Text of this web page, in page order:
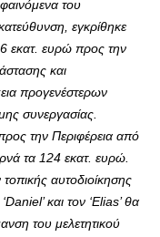
του
εγκρίθηκε
εκατ. ευρώ προς την
και
προγενέστερων
συνεργασίας.
την Περιφέρεια από
τα 124 εκατ. ευρώ.
αυτοδιοίκησης
Daniel’ και τον ‘Elias’ θα
του μελετητικού